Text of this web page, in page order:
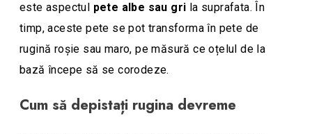
este aspectul pete albe sau gri la suprafata. În
timp, aceste pete se pot transforma în pete de
rugină roșie sau maro, pe măsură ce oțelul de la
bază începe să se corodeze.
Cum să depistați rugina devreme